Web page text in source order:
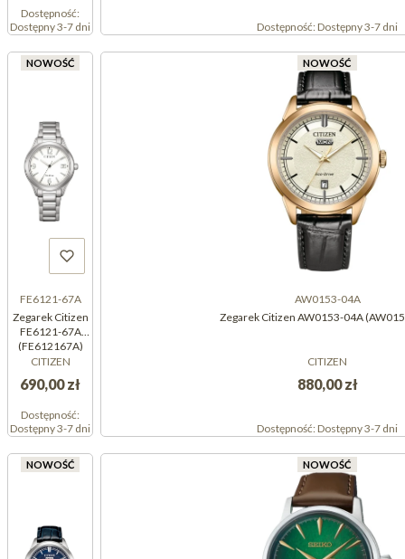
Dostępność:
Dostępny 3-7 dni
Dostępność:Dostępny 3-7 dni
NOWOŚĆ
FE6121-67A
Zegarek Citizen
FE6121-67A
(FE612167A)
CITIZEN
690,00 zł
Dostępność:
Dostępny 3-7 dni
NOWOŚĆ
AW0153-04A
Zegarek Citizen AW0153-04A
CITIZEN
880,00 zł
Dostępność:Dostępny 3-7 dni
NOWOŚĆ NOWOŚĆ